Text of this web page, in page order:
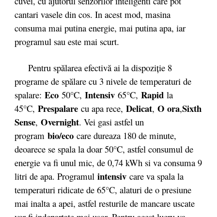
cantari vasele din cos. In acest mod, masina
consuma mai putina energie, mai putina apa, iar
programul sau este mai scurt.
Pentru spălarea efectivă ai la dispoziție 8
programe de spălare cu 3 nivele de temperaturi de
spalare: Eco 50°C, Intensiv 65°C, Rapid la
45°C, Prespalare cu apa rece, Delicat, O ora,Sixth
Sense, Overnight. Vei gasi astfel un
program bio/eco care dureaza 180 de minute,
deoarece se spala la doar 50°C, astfel consumul de
energie va fi unul mic, de 0,74 kWh si va consuma 9
litri de apa. Programul intensiv care va spala la
temperaturi ridicate de 65°C, alaturi de o presiune
mai inalta a apei, astfel resturile de mancare uscate